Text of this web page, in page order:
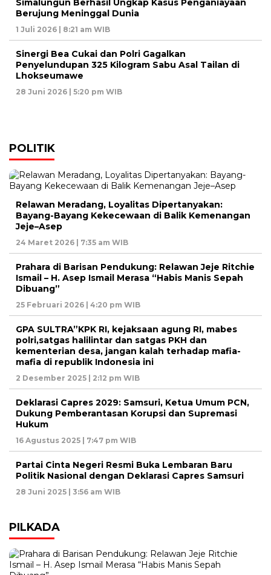
Simalungun Berhasil Ungkap Kasus Penganiayaan
Berujung Meninggal Dunia
1 Juli 2026 | 8:21 am WIB
Sinergi Bea Cukai dan Polri Gagalkan
Penyelundupan 325 Kilogram Sabu Asal Tailan di
Lhokseumawe
28 Juni 2026 | 5:20 pm WIB
POLITIK
Relawan Meradang, Loyalitas Dipertanyakan:
Bayang-Bayang Kekecewaan di Balik Kemenangan
Jeje–Asep
24 Maret 2026 | 7:35 am WIB
Prahara di Barisan Pendukung: Relawan Jeje Ritchie
Ismail – H. Asep Ismail Merasa “Habis Manis Sepah
Dibuang”
25 Februari 2026 | 4:20 pm WIB
GPA SULTRA”KPK RI, kejaksaan agung RI, mabes
polri,satgas halilintar dan satgas PKH dan
kementerian desa, jangan kalah terhadap mafia-
mafia di republik Indonesia ini
2 Desember 2025 | 2:12 pm WIB
Deklarasi Capres 2029: Samsuri, Ketua Umum PCN,
Dukung Pemberantasan Korupsi dan Supremasi
Hukum
16 Agustus 2025 | 7:47 pm WIB
Partai Cinta Negeri Resmi Buka Lembaran Baru
Politik Nasional dengan Deklarasi Capres Samsuri
28 Juni 2025 | 3:56 am WIB
PILKADA